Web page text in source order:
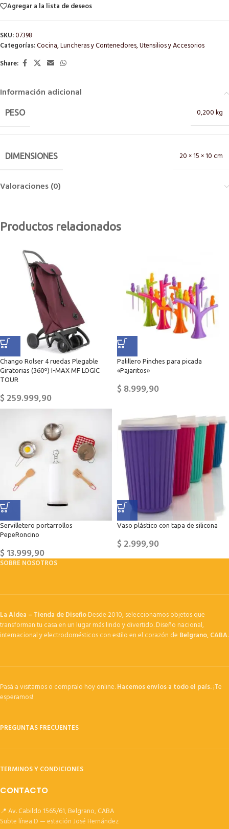
Agregar a la lista de deseos
SKU:07398
Categorías:Cocina,Luncheras y Contenedores,Utensilios y Accesorios
Share:
Información adicional
PESO 0,200 kg
DIMENSIONES 20 × 15 × 10 cm
Valoraciones (0)
Productos relacionados
Chango Rolser 4 ruedas Plegable
Giratorias (360º) I-MAX MF LOGIC
TOUR
$259.999,90
Palillero Pinches para picada
«Pajaritos»
$8.999,90
Servilletero portarrollos
PepeRoncino
$13.999,90
Vaso plástico con tapa de silicona
$2.999,90
SOBRE NOSOTROS
La Aldea – Tienda de DiseñoDesde 2010, seleccionamos objetos que
transforman tu casa en un lugar más lindo y divertido. Diseño nacional,
internacional y electrodomésticos con estilo en el corazón de Belgrano, CABA.
Pasá a visitarnos o compralo hoy online.Hacemos envíos a todo el país.¡Te
esperamos!
PREGUNTAS FRECUENTES
TERMINOS Y CONDICIONES
CONTACTO
📍 Av. Cabildo 1565/61, Belgrano, CABA
Subte línea D — estación José Hernández